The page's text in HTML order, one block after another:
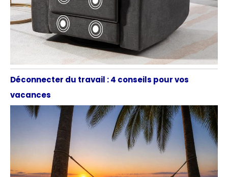
Déconnecter du travail : 4 conseils pour vos
vacances